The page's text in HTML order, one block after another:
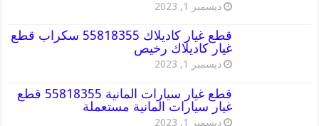
ديسمبر 1, 2023
قطع غيار كاديلاك 55818355 سكراب قطع
غيار كاديلاك رخيص
ديسمبر 1, 2023
قطع غيار سيارات المانية 55818355 قطع
غيار سيارات المانية مستعملة
ديسمبر 1, 2023